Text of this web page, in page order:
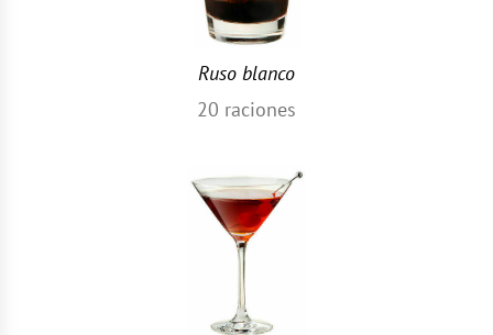
Ruso blanco
20 raciones